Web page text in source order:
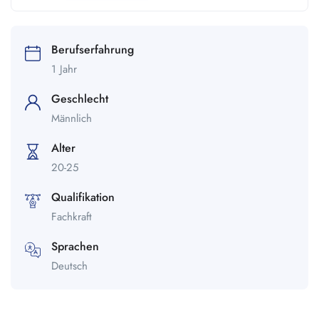
Berufserfahrung
1 Jahr
Geschlecht
Männlich
Alter
20-25
Qualifikation
Fachkraft
Sprachen
Deutsch